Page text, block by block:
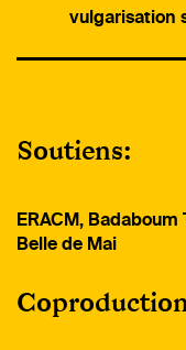
vulgarisation
Soutiens:
ERACM,
Belle de Mai